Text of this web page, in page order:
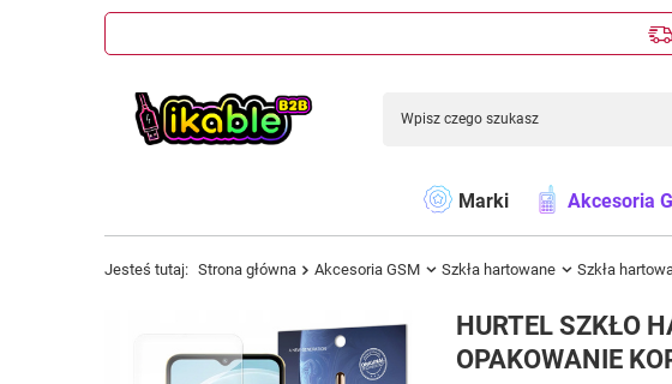
Marki Akcesoria
Jesteś tutaj: Strona główna Akcesoria GSM Szkła hartowane Szkła
HURTEL SZKŁO
OPAKOWANIE